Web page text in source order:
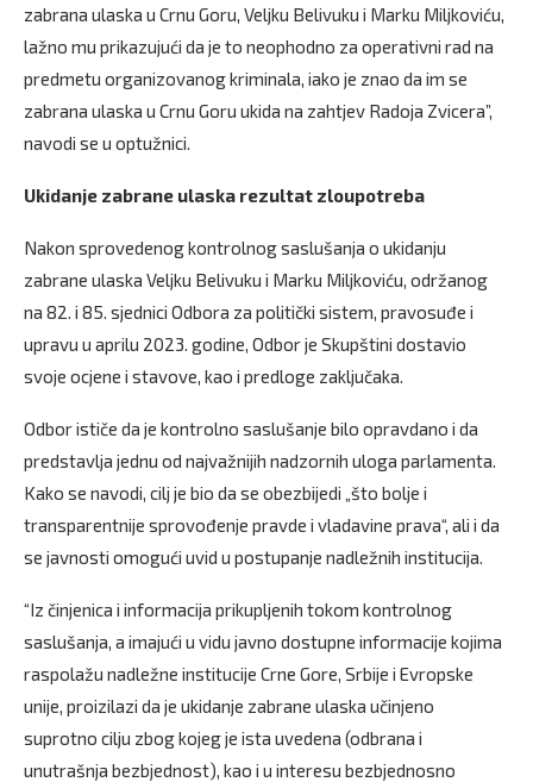
zabrana ulaska u Crnu Goru, Veljku Belivuku i Marku Miljkoviću,
lažno mu prikazujući da je to neophodno za operativni rad na
predmetu organizovanog kriminala, iako je znao da im se
zabrana ulaska u Crnu Goru ukida na zahtjev Radoja Zvicera”,
navodi se u optužnici.
Ukidanje zabrane ulaska rezultat zloupotreba
Nakon sprovedenog kontrolnog saslušanja o ukidanju
zabrane ulaska Veljku Belivuku i Marku Miljkoviću, održanog
na 82. i 85. sjednici Odbora za politički sistem, pravosuđe i
upravu u aprilu 2023. godine, Odbor je Skupštini dostavio
svoje ocjene i stavove, kao i predloge zaključaka.
Odbor ističe da je kontrolno saslušanje bilo opravdano i da
predstavlja jednu od najvažnijih nadzornih uloga parlamenta.
Kako se navodi, cilj je bio da se obezbijedi „što bolje i
transparentnije sprovođenje pravde i vladavine prava“, ali i da
se javnosti omogući uvid u postupanje nadležnih institucija.
“Iz činjenica i informacija prikupljenih tokom kontrolnog
saslušanja, a imajući u vidu javno dostupne informacije kojima
raspolažu nadležne institucije Crne Gore, Srbije i Evropske
unije, proizilazi da je ukidanje zabrane ulaska učinjeno
suprotno cilju zbog kojeg je ista uvedena (odbrana i
unutrašnja bezbjednost), kao i u interesu bezbjednosno